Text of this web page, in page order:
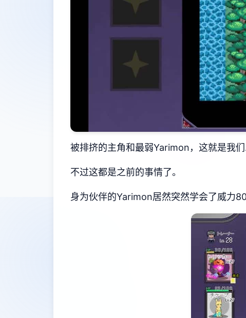
被排挤的主角和最弱Yarimon，这就是我
不过这都是之前的事情了。
身为伙伴的Yarimon居然突然学会了威力